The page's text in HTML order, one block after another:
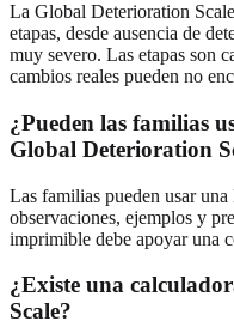
La Global Deterioration
etapas, desde ausencia de
muy severo. Las etapas son
cambios reales pueden no
¿Pueden las familias
Global Deterioration
Las familias pueden usar
observaciones, ejemplos y
imprimible debe apoyar una
¿Existe una
Scale?